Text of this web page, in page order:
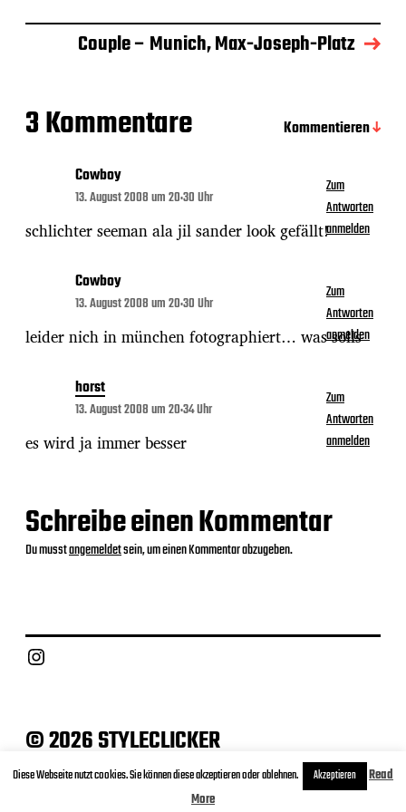
t
Couple – Munich, Max-Joseph-Platz
3 Kommentare
Kommentieren
Cowboy
13. August 2008 um 20:30 Uhr
schlichter seeman ala jil sander look gefällt!
Zum
Antworten
anmelden
Cowboy
13. August 2008 um 20:30 Uhr
leider nich in münchen fotographiert… was solls
Zum
Antworten
anmelden
horst
13. August 2008 um 20:34 Uhr
es wird ja immer besser
Zum
Antworten
anmelden
Schreibe einen Kommentar
Du musstangemeldetsein, um einen Kommentar abzugeben.
Instagram
© 2026 STYLECLICKER
Archive Contact Datenschutz Impressum
Diese Webseite nutzt cookies. Sie können diese akzeptieren oder ablehnen. Akzeptieren
Read
More